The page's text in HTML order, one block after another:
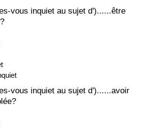
vous inquiet au sujet d')......être
vous inquiet au sujet d')......avoir
Pays